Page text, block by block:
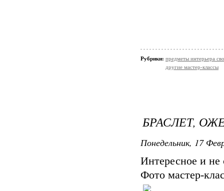
Рубрики: предметы интерьера
другие мастер-классы
БРАСЛЕТ,
Понедельник, 17
Интересное и
Фото мастер-